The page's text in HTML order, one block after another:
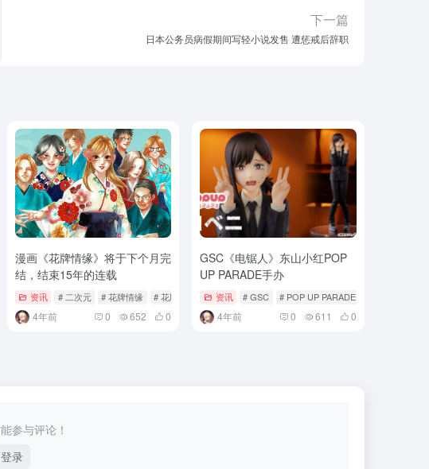
下一篇
日本公务员病假期间写轻小说发售 遭惩戒后辞职
漫画《花牌情缘》将于下个月完
结，结束15年的连载 ​​​​
资讯 # 二次元 # 花牌情缘 # 花牌情缘 完结
4年前 0 652 0
GSC《电锯人》东山小红POP
UP PARADE手办
资讯 # GSC # POP UP PARADE
4年前 0 611 0
参与评论！
录